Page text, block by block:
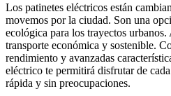
Los patinetes eléctricos están
movemos por la ciudad. Son una
ecológica para los trayectos
transporte económica y sostenible.
rendimiento y avanzadas
eléctrico te permitirá disfrutar de
rápida y sin preocupaciones.